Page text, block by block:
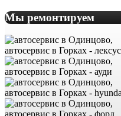
Мы ремонтируем